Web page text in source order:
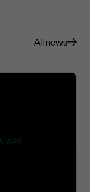
All news